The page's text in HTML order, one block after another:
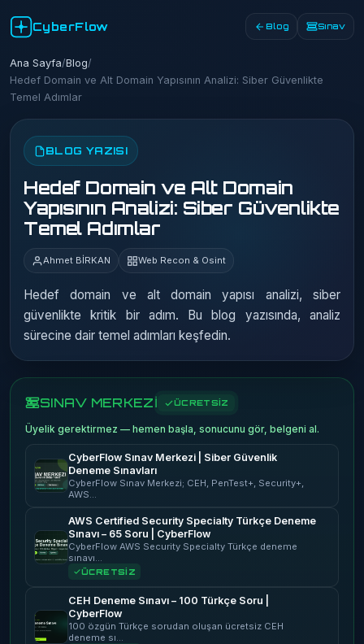
CyberFlow Blog Sınav
Ana Sayfa/Blog/
Hedef Domain ve Alt Domain Yapısının Analizi: Siber Güvenlikte
Temel Adımlar
BLOG YAZISI
Hedef Domain ve Alt Domain
Yapısının Analizi: Siber Güvenlikte
Temel Adımlar
Ahmet BİRKAN Web Recon & Osint
Hedef domain ve alt domain yapısı analizi, siber
güvenlikte kritik bir adım. Bu blog yazısında, analiz
sürecine dair temel adımları keşfedin.
SINAV MERKEZİ ÜCRETSİZ
Üyelik gerektirmez — hemen başla, sonucunu gör, belgeni al.
CyberFlow Sınav Merkezi | Siber Güvenlik
Deneme Sınavları
CyberFlow Sınav Merkezi; CEH, PenTest+, Security+,
AWS…
AWS Certified Security Specialty Türkçe Deneme
Sınavı – 65 Soru | CyberFlow
CyberFlow AWS Security Specialty Türkçe deneme
sınavı…
ÜCRETSİZ
CEH Deneme Sınavı – 100 Türkçe Soru |
CyberFlow
100 özgün Türkçe sorudan oluşan ücretsiz CEH
deneme sı…